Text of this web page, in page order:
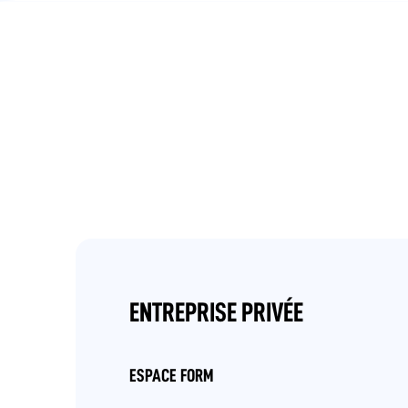
ENTREPRISE PRIVÉE
ESPACE FORM